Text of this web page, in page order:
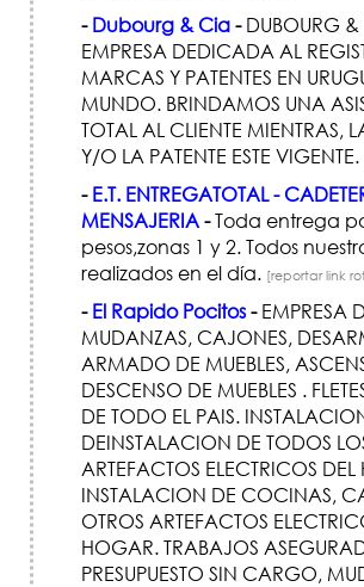
- Dubourg & Cia-DUBOURG &
EMPRESA DEDICADA AL
MARCAS Y PATENTES EN
MUNDO. BRINDAMOS UNA
TOTAL AL CLIENTE MIENTRAS,
Y/O LA PATENTE ESTE VIGENTE.
- E.T. ENTREGATOTAL -
MENSAJERIA-Toda entrega
pesos,zonas 1 y 2. Todos
realizados en el día. [reportar link
- El Rapido Pocitos-EMPRESA
MUDANZAS, CAJONES,
ARMADO DE MUEBLES,
DESCENSO DE MUEBLES .
DE TODO EL PAIS.
DEINSTALACION DE TODOS
ARTEFACTOS ELECTRICOS
INSTALACION DE COCINAS,
OTROS ARTEFACTOS
HOGAR. TRABAJOS
PRESUPUESTO SIN CARGO,